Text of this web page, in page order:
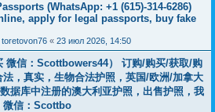
(WhatsApp: +1 (615)-314-6286)
apply for legal passports, buy fake
toretovon76 « 23 июл 2026, 14:50
微信：Scottbowers44） 订购/购买/获取/购
，真实，生物合法护照，英国/欧洲/加拿大
据库中注册的澳大利亚护照，出售护照，我
微信：Scottbo